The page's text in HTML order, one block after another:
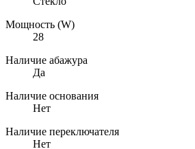
Мощность (W)
28
Наличие абажура
Да
Наличие основания
Нет
Наличие переключателя
Нет